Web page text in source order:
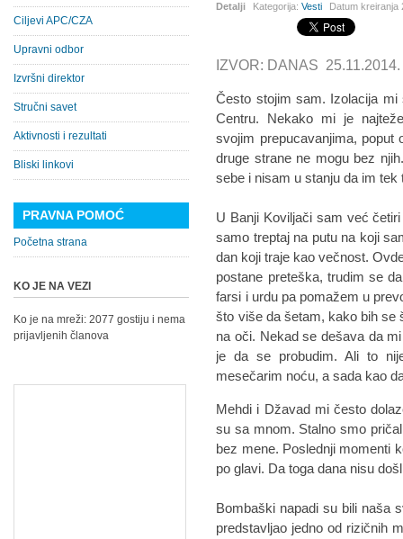
Detalji Kategorija:Vesti Datum kreiranja
IZVOR: DANAS 25.11.2014.
Često stojim sam. Izolacija
Centru. Nekako mi je
svojim prepucavanjima,
druge strane ne mogu bez
sebe i nisam u stanju da im tek
U Banji Koviljači sam već
samo treptaj na putu na koji
dan koji traje kao večnost.
postane preteška, trudim se
farsi i urdu pa pomažem u
što više da šetam, kako bih se
na oči. Nekad se dešava da
je da se probudim. Ali to
mesečarim noću, a sada kao
Mehdi i Džavad mi često
su sa mnom. Stalno smo
bez mene. Poslednji momenti
po glavi. Da toga dana nisu
Bombaški napadi su bili naša
predstavljao jedno od rizičnih
Ciljevi APC/CZA
Upravni odbor
Izvršni direktor
Stručni savet
Aktivnosti i rezultati
Bliski linkovi
PRAVNA POMOĆ
Početna strana
KO JE NA VEZI
Ko je na mreži: 2077 gostiju i nema
prijavljenih članova